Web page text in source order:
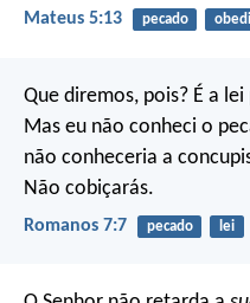
Mateus 5:13 pecado
Que diremos, pois? É a
Mas eu não conheci o
não conheceria a
Não cobiçarás.
Romanos 7:7 pecado lei